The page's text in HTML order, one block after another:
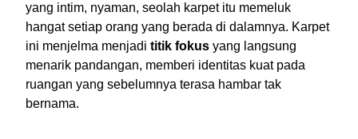
yang intim, nyaman, seolah karpet itu memeluk
hangat setiap orang yang berada di dalamnya. Karpet
ini menjelma menjadi titik fokus yang langsung
menarik pandangan, memberi identitas kuat pada
ruangan yang sebelumnya terasa hambar tak
bernama.